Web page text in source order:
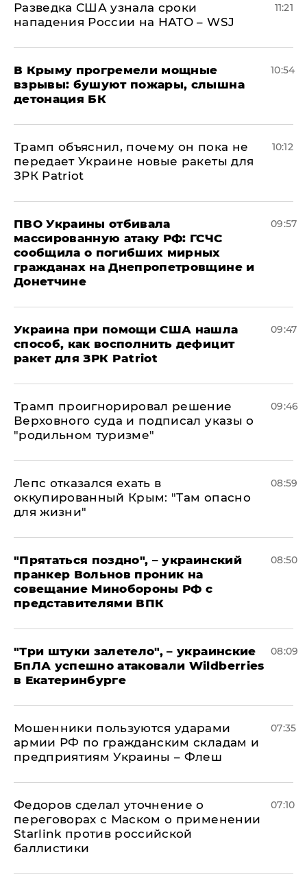
Разведка США узнала сроки
нападения России на НАТО – WSJ
11:21
В Крыму прогремели мощные
взрывы: бушуют пожары, слышна
детонация БК
10:54
Трамп объяснил, почему он пока не
передает Украине новые ракеты для
ЗРК Patriot
10:12
ПВО Украины отбивала
массированную атаку РФ: ГСЧС
сообщила о погибших мирных
гражданах на Днепропетровщине и
Донетчине
09:57
Украина при помощи США нашла
способ, как восполнить дефицит
ракет для ЗРК Patriot
09:47
Трамп проигнорировал решение
Верховного суда и подписал указы о
"родильном туризме"
09:46
Лепс отказался ехать в
оккупированный Крым: "Там опасно
для жизни"
08:59
"Прятаться поздно", – украинский
пранкер Вольнов проник на
совещание Минобороны РФ с
представителями ВПК
08:50
"Три штуки залетело", – украинские
БпЛА успешно атаковали Wildberries
в Екатеринбурге
08:09
Мошенники пользуются ударами
армии РФ по гражданским складам и
предприятиям Украины – Флеш
07:35
Федоров сделал уточнение о
переговорах с Маском о применении
Starlink против российской
баллистики
07:10